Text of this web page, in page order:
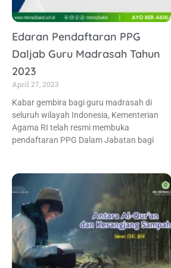
Edaran Pendaftaran PPG
Daljab Guru Madrasah Tahun
2023
April 27, 2023
Kabar gembira bagi guru madrasah di
seluruh wilayah Indonesia, Kementerian
Agama RI telah resmi membuka
pendaftaran PPG Dalam Jabatan bagi